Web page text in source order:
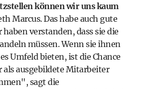
können wir uns kaum
Marcus. Das habe auch gute
verstanden, dass sie die
müssen. Wenn sie ihnen
Umfeld bieten, ist die Chance
als ausgebildete Mitarbeiter
sagt die